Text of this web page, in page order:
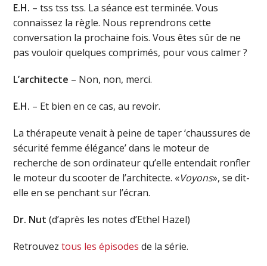
E.H. – tss tss tss. La séance est terminée. Vous
connaissez la règle. Nous reprendrons cette
conversation la prochaine fois. Vous êtes sûr de ne
pas vouloir quelques comprimés, pour vous calmer ?
L’architecte – Non, non, merci.
E.H. – Et bien en ce cas, au revoir.
La thérapeute venait à peine de taper ‘chaussures de
sécurité femme élégance’ dans le moteur de
recherche de son ordinateur qu’elle entendait ronfler
le moteur du scooter de l’architecte. «Voyons», se dit-
elle en se penchant sur l’écran.
Dr. Nut (d’après les notes d’Ethel Hazel)
Retrouveztous les épisodes de la série.